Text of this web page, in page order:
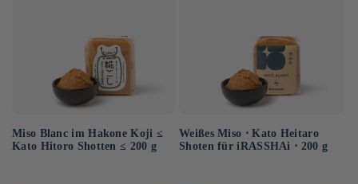
Miso Blanc im Hakone Koji ≤
Kato Hitoro Shotten ≤ 200 g
Weißes Miso ⋅ Kato Heitaro
Shoten für iRASSHAi ⋅ 200 g